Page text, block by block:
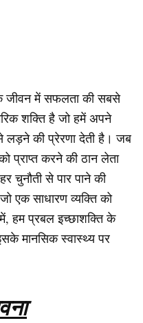
जीवन में सफलता की सबसे
शक्ति है जो हमें अपने
लड़ने की प्रेरणा देती है। जब
प्राप्त करने की ठान लेता
चुनौती से पार पाने की
एक साधारण व्यक्ति को
हम प्रबल इच्छाशक्ति के
मानसिक स्वास्थ्य पर